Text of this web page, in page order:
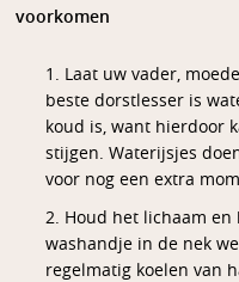
voorkomen
1. Laat uw vader,
beste dorstlesser is
koud is, want hierdoor
stijgen. Waterijsjes
voor nog een extra
2. Houd het lichaam en
washandje in de nek
regelmatig koelen van